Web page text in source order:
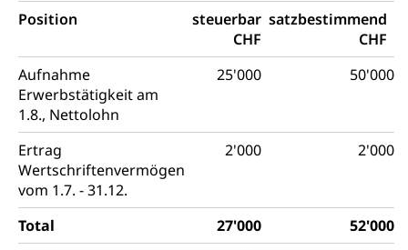
Position
steuerbar
CHF
satzbestimmend
CHF
Aufnahme
Erwerbstätigkeit am
1.8., Nettolohn
25'000 50'000
Ertrag
Wertschriftenvermögen
vom 1.7. - 31.12.
2'000 2'000
Total 27'000
52'000